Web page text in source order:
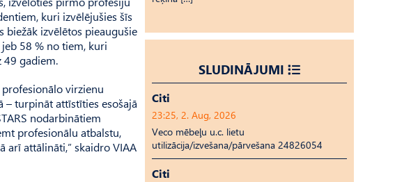
kuri izvēlējušies šīs
biežāk izvēlētos pieaugušie
58 % no tiem, kuri
49 gadiem.
virzienu
– turpināt attīstīties esošajā
nodarbinātiem
profesionālu atbalstu,
arī attālināti,” skaidro VIAA
SLUDINĀJUMI
Citi
23:25, 2. Aug, 2026
Veco mēbeļu u.c. lietu
utilizācija/izvešana/pārvešana 24826054
Citi